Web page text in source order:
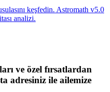
keşfedin. Astromath v5.0
analizi.
ve özel fırsatlardan
adresiniz ile ailemize